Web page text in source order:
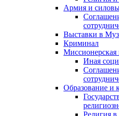
Армия и
Выставки в
Криминал
Миссионерская
Иная
Образование и